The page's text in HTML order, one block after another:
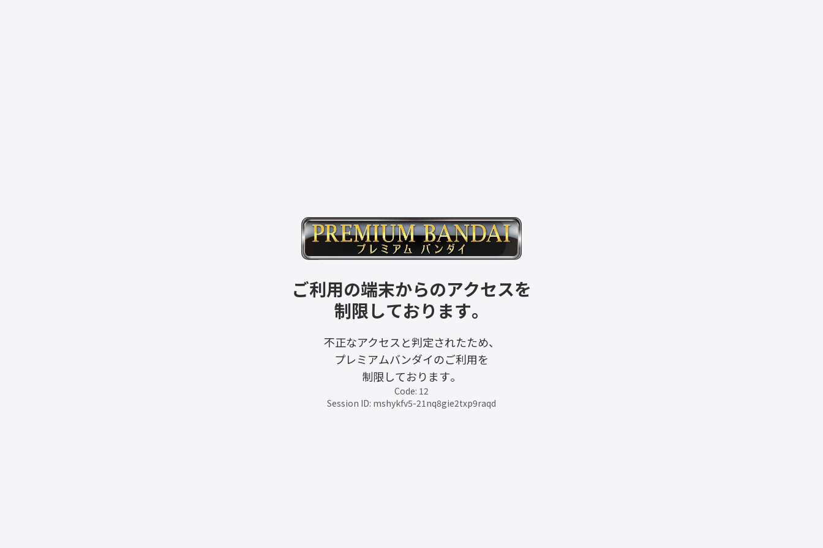
ご利用の端末からのアクセスを
制限しております。
不正なアクセスと判定されたため、
プレミアムバンダイのご利用を
制限しております。
Code: 12
Session ID: mshykfv5-21nq8gie2txp9raqd